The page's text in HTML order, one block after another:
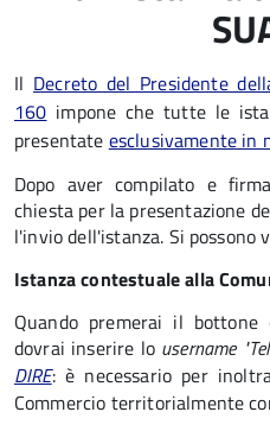
Il Decreto del Presidente
160 impone che tutte le
presentate esclusivamente in
Dopo aver compilato e
chiesta per la presentazione
l'invio dell'istanza. Si possono
Istanza contestuale alla
Quando premerai il
dovrai inserire lo username
DIRE: è necessario per
Commercio territorialmente